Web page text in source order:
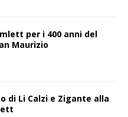
per i 400 anni del
Maurizio
di Li Calzi e Zigante alla